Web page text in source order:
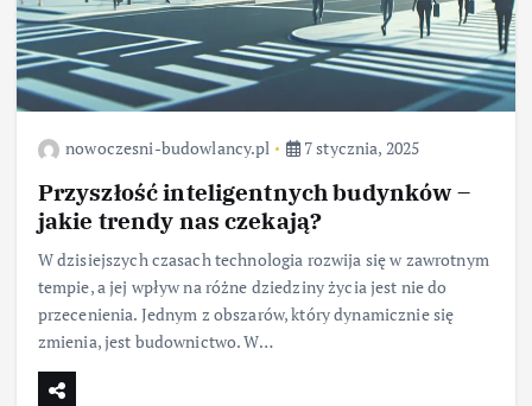
nowoczesni-budowlancy.pl 7 stycznia, 2025
Przyszłość inteligentnych budynków –
jakie trendy nas czekają?
W dzisiejszych czasach technologia rozwija się w zawrotnym
tempie, a jej wpływ na różne dziedziny życia jest nie do
przecenienia. Jednym z obszarów, który dynamicznie się
zmienia, jest budownictwo. W…